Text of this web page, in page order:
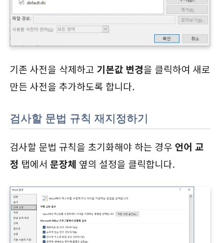
기존 사전을 삭제하고 기본값 변경을 클릭하여 새로
만든 사전을 추가하도록 합니다.
검사할 문법 규칙 재지정하기
검사할 문법 규칙을 초기화해야 하는 경우 언어 교
정 탭에서 문장체 옆의 설정을 클릭합니다.